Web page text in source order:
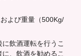
よび重量（500Kg/
飲酒運転を行うこ
、飲酒を勧めるこ